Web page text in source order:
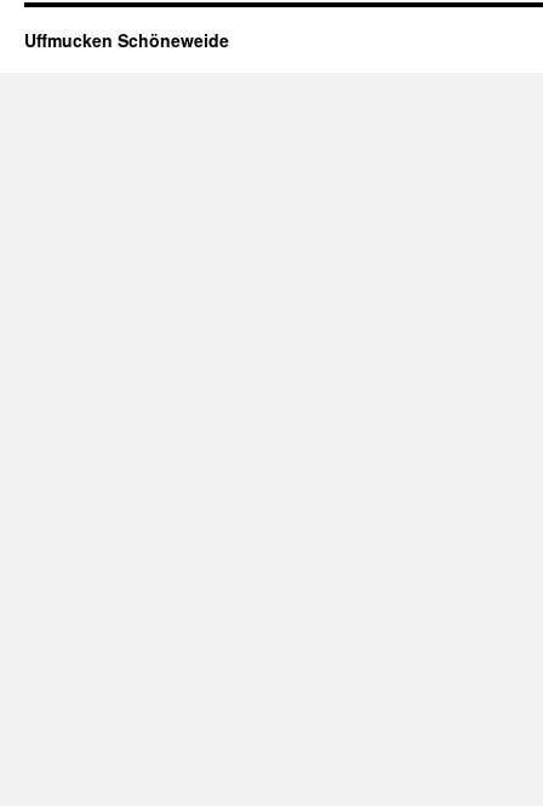
Uffmucken Schöneweide